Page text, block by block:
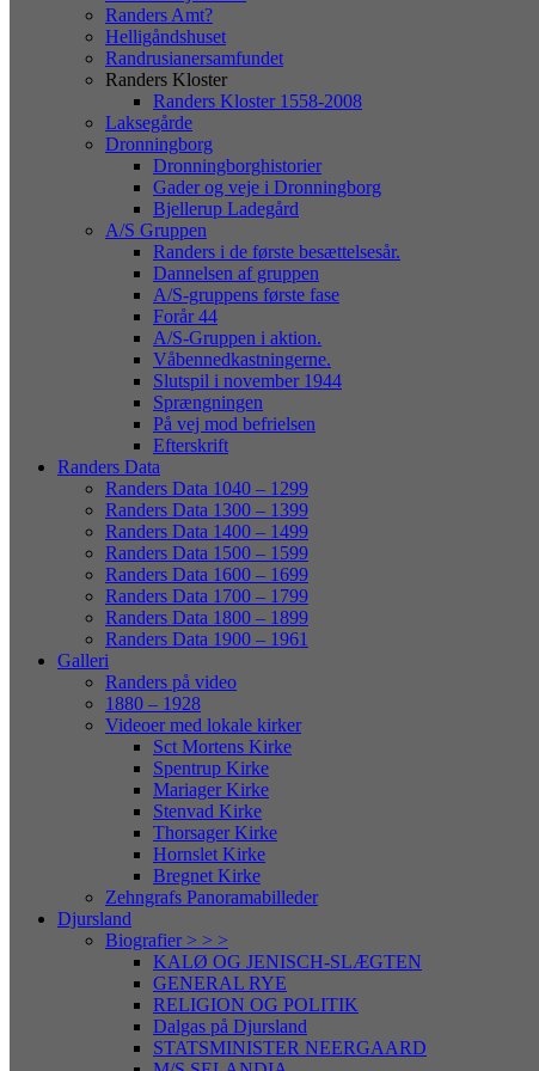
Randers Amt?
Helligåndshuset
Randrusianersamfundet
Randers Kloster
Randers Kloster 1558-2008
Laksegårde
Dronningborg
Dronningborghistorier
Gader og veje i Dronningborg
Bjellerup Ladegård
A/S Gruppen
Randers i de første besættelsesår.
Dannelsen af gruppen
A/S-gruppens første fase
Forår 44
A/S-Gruppen i aktion.
Våbennedkastningerne.
Slutspil i november 1944
Sprængningen
På vej mod befrielsen
Efterskrift
Randers Data
Randers Data 1040 – 1299
Randers Data 1300 – 1399
Randers Data 1400 – 1499
Randers Data 1500 – 1599
Randers Data 1600 – 1699
Randers Data 1700 – 1799
Randers Data 1800 – 1899
Randers Data 1900 – 1961
Galleri
Randers på video
1880 – 1928
Videoer med lokale kirker
Sct Mortens Kirke
Spentrup Kirke
Mariager Kirke
Stenvad Kirke
Thorsager Kirke
Hornslet Kirke
Bregnet Kirke
Zehngrafs Panoramabilleder
Djursland
Biografier > > >
KALØ OG JENISCH-SLÆGTEN
GENERAL RYE
RELIGION OG POLITIK
Dalgas på Djursland
STATSMINISTER NEERGAARD